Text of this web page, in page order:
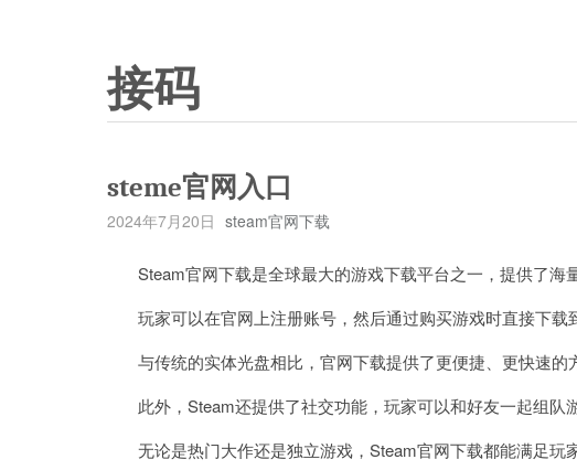
接码
steme官网入口
2024年7月20日 steam官网下载
Steam官网下载是全球最大的游戏下载平台之一，提供了海
玩家可以在官网上注册账号，然后通过购买游戏时直接下载
与传统的实体光盘相比，官网下载提供了更便捷、更快速的
此外，Steam还提供了社交功能，玩家可以和好友一起组队
无论是热门大作还是独立游戏，Steam官网下载都能满足玩家